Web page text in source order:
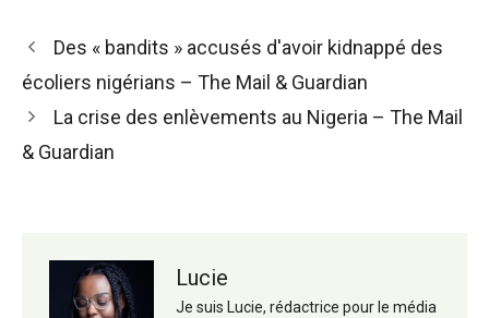
Navigation
des
Des « bandits » accusés d'avoir kidnappé des
écoliers nigérians – The Mail & Guardian
La crise des enlèvements au Nigeria – The Mail
& Guardian
Lucie
Je suis Lucie, rédactrice pour le média